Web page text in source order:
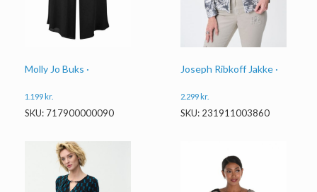
Molly Jo Buks ·
1.199 kr.
SKU: 717900000090
Joseph Ribkoff Jakke ·
2.299 kr.
SKU: 231911003860